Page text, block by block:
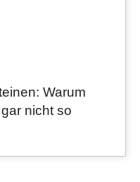
Warum
nicht so